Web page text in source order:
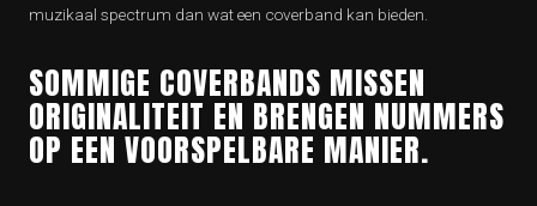
muzikaal spectrum dan wat een coverband kan bieden.
SOMMIGE COVERBANDS MISSEN
ORIGINALITEIT EN BRENGEN NUMMERS
OP EEN VOORSPELBARE MANIER.